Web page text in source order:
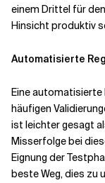
einem Drittel für
Hinsicht produktiv
Automatisierte
Eine
häufigen
ist leichter gesagt
Misserfolge bei
Eignung der
beste Weg, dies zu